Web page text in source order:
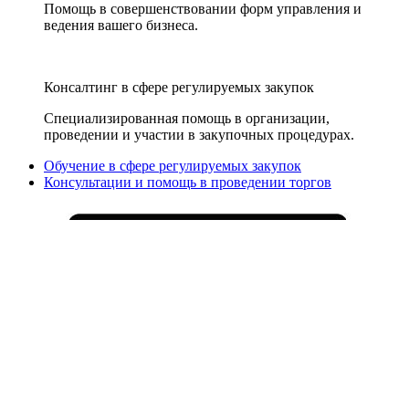
Помощь в совершенствовании форм управления и
ведения вашего бизнеса.
Консалтинг в сфере регулируемых закупок
Специализированная помощь в организации,
проведении и участии в закупочных процедурах.
Обучение в сфере регулируемых закупок
Консультации и помощь в проведении торгов